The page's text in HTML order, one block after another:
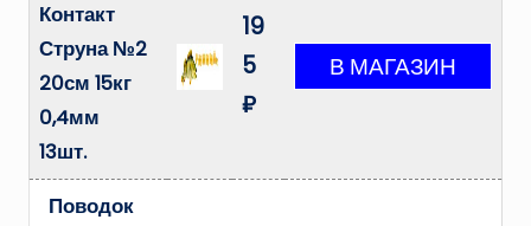
Контакт
Струна №2
20см 15кг
0,4мм
13шт.
19
5
₽
Поводок